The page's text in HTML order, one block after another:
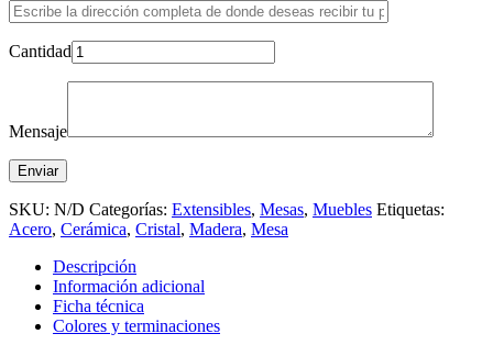
Cantidad
Mensaje
SKU: N/D Categorías: Extensibles, Mesas, Muebles Etiquetas:
Acero, Cerámica, Cristal, Madera, Mesa
Descripción
Información adicional
Ficha técnica
Colores y terminaciones